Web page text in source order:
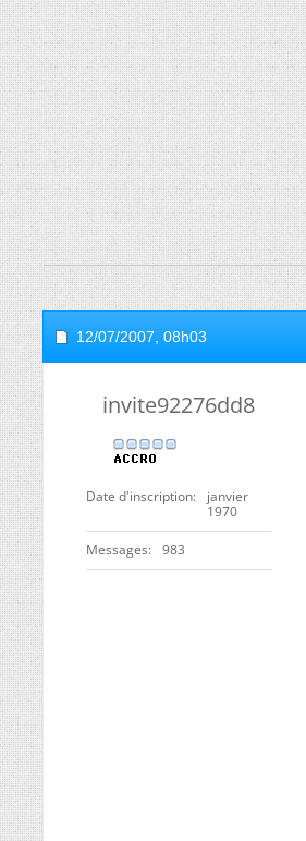
12/07/2007, 08h03
invite92276dd8
Date d'inscription
janvier
1970
Messages 983